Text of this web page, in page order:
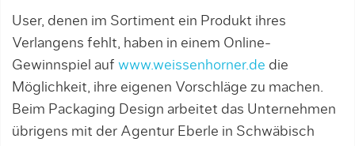
User, denen im Sortiment ein Produkt ihres
Verlangens fehlt, haben in einem Online-
Gewinnspiel auf www.weissenhorner.de die
Möglichkeit, ihre eigenen Vorschläge zu machen.
Beim Packaging Design arbeitet das Unternehmen
übrigens mit der Agentur Eberle in Schwäbisch